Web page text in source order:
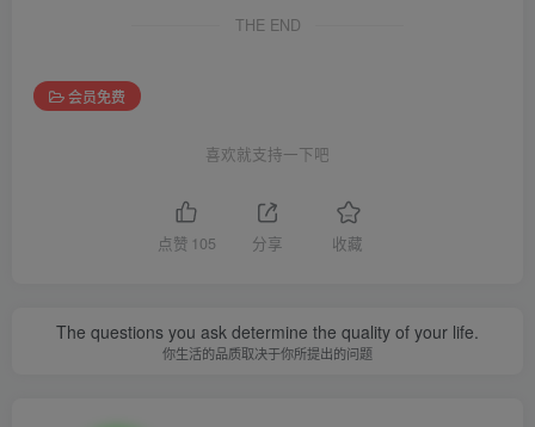
THE END
会员免费
喜欢就支持一下吧
点赞 105 分享 收藏
The questions you ask determine the quality of your life.
你生活的品质取决于你所提出的问题